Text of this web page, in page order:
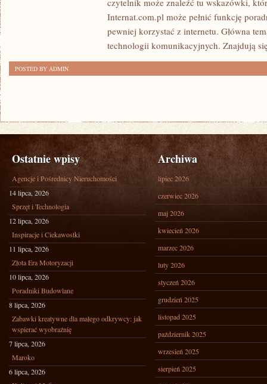
czytelnik może znaleźć tu wskazówki,
Internat.com.pl może pełnić funkcję
pewniej korzystać z internetu. Główna
technologii komunikacyjnych. Znajdują
POSTED BY ADMIN
Ostatnie wpisy
Agencje i Pośrednicy Nieruchomości
14 lipca, 2026
Sprzęt i Technologia
12 lipca, 2026
Inspiracje i Ciekawostki
11 lipca, 2026
Złota Era Motoryzacji
10 lipca, 2026
Poradniki Budowlane
8 lipca, 2026
Zabawki kreatywne dla małego odkrywcy: jak
wspierać wyobraźnię
7 lipca, 2026
Maroko
6 lipca, 2026
Archiwa
lipiec 2026
czerwiec 2026
maj 2026
kwiecień 2026
marzec 2026
luty 2026
styczeń 2026
grudzień 2025
listopad 2025
październik 2025
wrzesień 2025
sierpień 2025